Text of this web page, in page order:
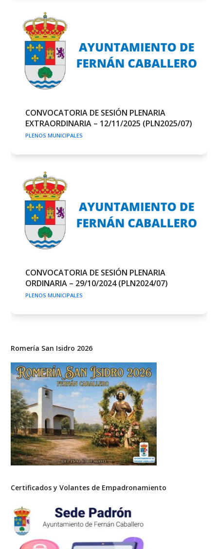
CONVOCATORIA DE SESIÓN PLENARIA
EXTRAORDINARIA – 12/11/2025 (PLN2025/07)
PLENOS MUNICIPALES
CONVOCATORIA DE SESIÓN PLENARIA
ORDINARIA – 29/10/2024 (PLN2024/07)
PLENOS MUNICIPALES
Romería San Isidro 2026
Certificados y Volantes de Empadronamiento